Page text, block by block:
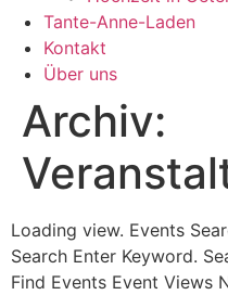
Tante-Anne-Laden
Kontakt
Über uns
Archiv:
Loading view. Events
Search Enter Keyword.
Find Events Event Views